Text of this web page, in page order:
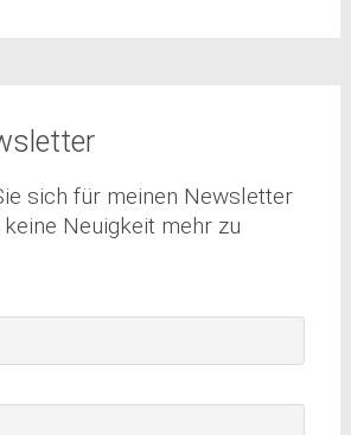
sich für meinen Newsletter
Neuigkeit mehr zu